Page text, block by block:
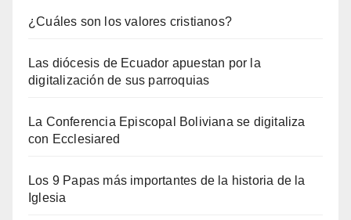
¿Cuáles son los valores cristianos?
Las diócesis de Ecuador apuestan por la
digitalización de sus parroquias
La Conferencia Episcopal Boliviana se digitaliza
con Ecclesiared
Los 9 Papas más importantes de la historia de la
Iglesia